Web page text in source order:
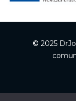
© 2025